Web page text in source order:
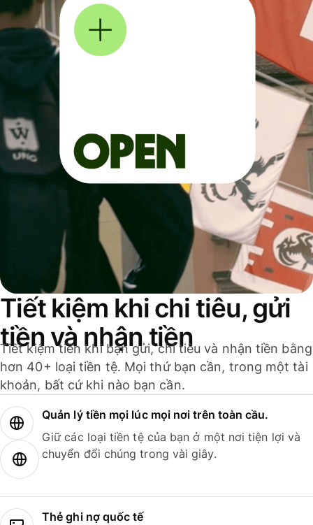
Tiết kiệm khi chi tiêu, gửi
tiền và nhận tiền
Tiết kiệm tiền khi bạn gửi, chi tiêu và nhận tiền bằng
hơn 40+ loại tiền tệ. Mọi thứ bạn cần, trong một tài
khoản, bất cứ khi nào bạn cần.
Quản lý tiền mọi lúc mọi nơi trên toàn cầu.
Giữ các loại tiền tệ của bạn ở một nơi tiện lợi và
chuyển đổi chúng trong vài giây.
Thẻ ghi nợ quốc tế